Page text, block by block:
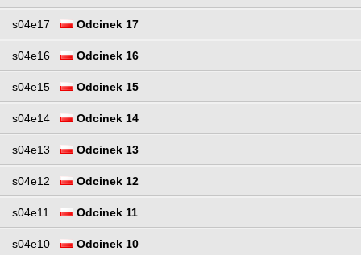
s04e17 Odcinek 17
s04e16 Odcinek 16
s04e15 Odcinek 15
s04e14 Odcinek 14
s04e13 Odcinek 13
s04e12 Odcinek 12
s04e11 Odcinek 11
s04e10 Odcinek 10